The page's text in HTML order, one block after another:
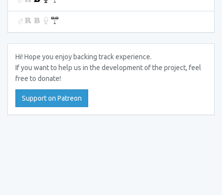
Hi! Hope you enjoy backing track experience.
If you want to help us in the development of the project, feel
free to donate!
Support on Patreon